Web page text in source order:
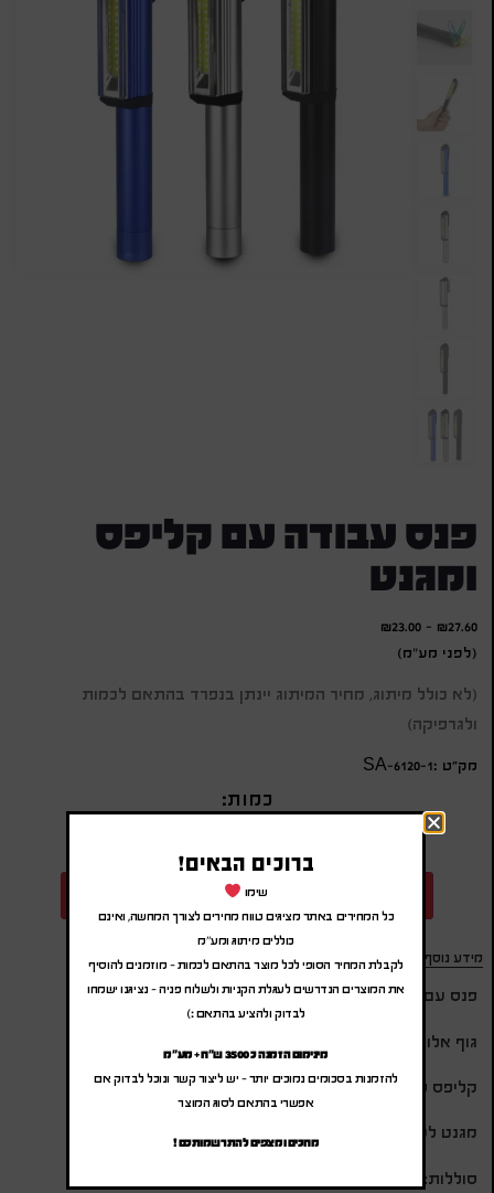
פנס עבודה עם קליפס
ומגנט
₪27.60
-
₪23.00
(לפני מע"מ)
(לא כולל מיתוג, מחיר המיתוג יינתן בנפרד בהתאם לכמות
ולגרפיקה)
מק״ט :SA-6120-1
כמות:
הוספה להצעת מחיר
מידע נוסף
פנס עם תאורת COB
גוף אלומיניום
קליפס פלסטיק
מגנט לקליפס ובבסיס העט
סוללות: 3XAAA
ברוכים הבאים!
שימו
כל המחירים באתר מציגים טווח מחירים לצורך המחשה, ואינם
כוללים מיתוג ומע"מ
לקבלת המחיר הסופי לכל מוצר בהתאם לכמות – מוזמנים להוסיף
את המוצרים הנדרשים לעגלת הקניות ולשלוח פניה – נציגנו ישמחו
לבדוק ולהציע בהתאם :)
מינימום הזמנה כ 3500 ש"ח + מע"מ
להזמנות בסכומים נמוכים יותר – יש ליצור קשר ונוכל לבדוק אם
אפשרי בהתאם לסוג המוצר
מחכים ומצפים להתרשמותכם !